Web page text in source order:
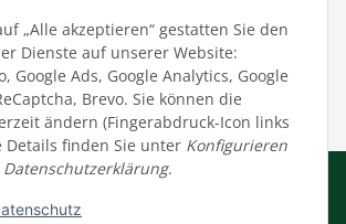
„Alle akzeptieren“ gestatten Sie den
Dienste auf unserer Website:
Google Ads, Google Analytics, Google
Brevo. Sie können die
ändern (Fingerabdruck-Icon links
Details finden Sie unter Konfigurieren
Datenschutzerklärung.
|AGB|Datenschutz
© MEGAZOO Alpha GmbH